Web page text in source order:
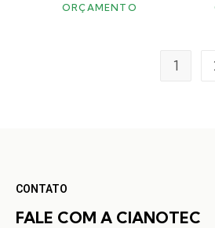
ORÇAMENTO
1
CONTATO
FALE COM A CIANOTEC